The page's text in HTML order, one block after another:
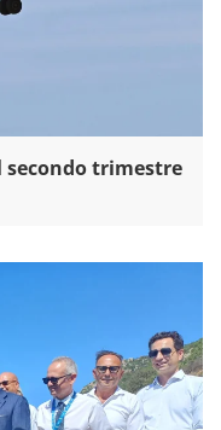
secondo trimestre